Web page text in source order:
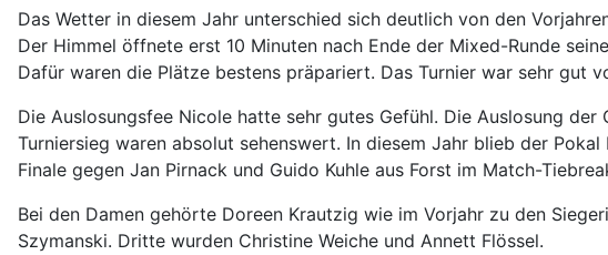
Das Wetter in diesem Jahr unterschied sich deutlich von den
Der Himmel öffnete erst 10 Minuten nach Ende der Mixed-Runde
Dafür waren die Plätze bestens präpariert. Das Turnier war sehr gut
Die Auslosungsfee Nicole hatte sehr gutes Gefühl. Die Auslosung
Turniersieg waren absolut sehenswert. In diesem Jahr blieb der
Finale gegen Jan Pirnack und Guido Kuhle aus Forst im Match-
Bei den Damen gehörte Doreen Krautzig wie im Vorjahr zu den
Szymanski. Dritte wurden Christine Weiche und Annett Flössel.